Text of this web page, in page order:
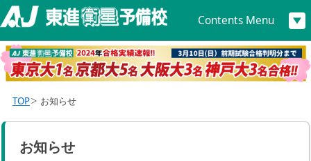
Contents Menu
TOP お知らせ
お知らせ